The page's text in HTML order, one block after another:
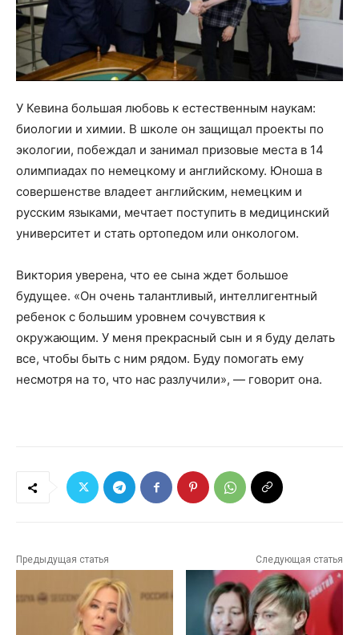
У Кевина большая любовь к естественным наукам:
биологии и химии. В школе он защищал проекты по
экологии, побеждал и занимал призовые места в 14
олимпиадах по немецкому и английскому. Юноша в
совершенстве владеет английским, немецким и
русским языками, мечтает поступить в медицинский
университет и стать ортопедом или онкологом.
Виктория уверена, что ее сына ждет большое
будущее. «Он очень талантливый, интеллигентный
ребенок с большим уровнем сочувствия к
окружающим. У меня прекрасный сын и я буду делать
все, чтобы быть с ним рядом. Буду помогать ему
несмотря на то, что нас разлучили», — говорит она.
Предыдущая статья Следующая статья